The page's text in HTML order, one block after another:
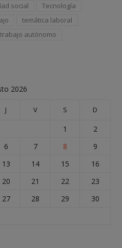
social
Tecnología
temática laboral
trabajo autónomo
2026
J V S D
1
2
6 7 8
9
13 14 15
16
20 21 22
23
27 28 29
30